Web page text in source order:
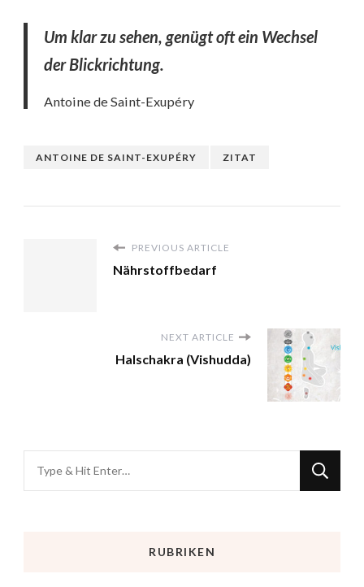
Um klar zu sehen, genügt oft ein Wechsel
der Blickrichtung.
Antoine de Saint-Exupéry
ANTOINE DE SAINT-EXUPÉRY ZITAT
PREVIOUS ARTICLE
Nährstoffbedarf
NEXT ARTICLE
Halschakra (Vishudda)
RUBRIKEN